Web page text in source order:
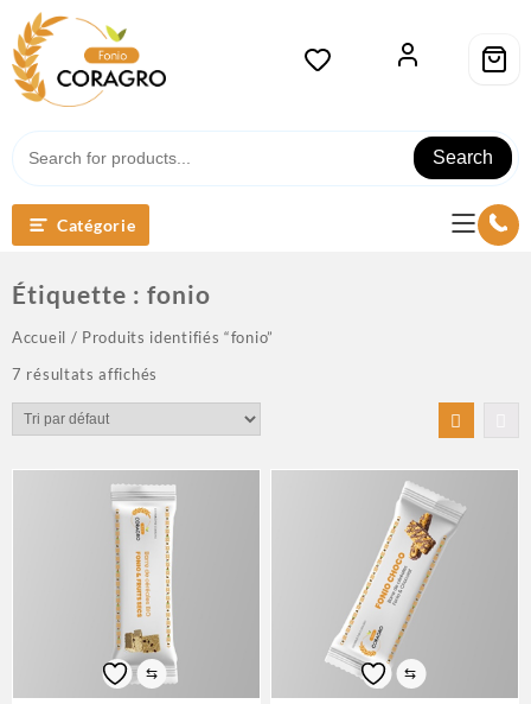
Search
Catégorie
Étiquette : fonio
Accueil / Produits identifiés “fonio”
7 résultats affichés
⇆ ⇆